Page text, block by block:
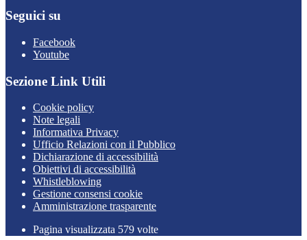
Seguici su
Facebook
Youtube
Sezione Link Utili
Cookie policy
Note legali
Informativa Privacy
Ufficio Relazioni con il Pubblico
Dichiarazione di accessibilità
Obiettivi di accessibilità
Whistleblowing
Gestione consensi cookie
Amministrazione trasparente
Pagina visualizzata 579 volte